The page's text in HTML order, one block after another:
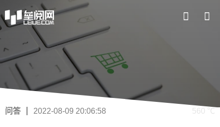
问答 2022-08-09 20:06:58 560 ℃